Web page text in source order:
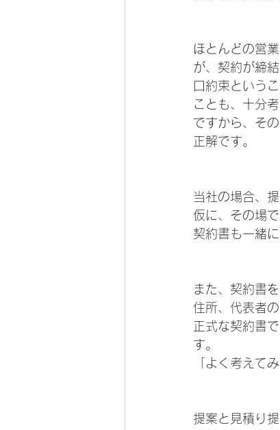
ほとんどの営
が、契約が締
口約束という
ことも、十分
ですから、そ
正解です。
当社の場合、
仮に、その場
契約書も一緒
また、契約書
住所、代表者
正式な契約書
す。
「よく考えて
提案と見積り